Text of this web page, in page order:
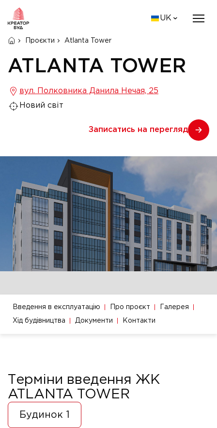
UK
Проєкти Atlanta Tower
ATLANTA TOWER
вул. Полковника Данила Нечая, 25
Новий світ
Записатись на перегляд
Введення в експлуатацію Про проєкт Галерея
Хід будівництва Документи Контакти
Терміни введення ЖК
ATLANTA TOWER
Будинок 1